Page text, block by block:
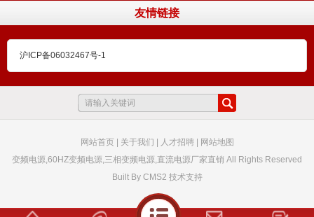
铅酸电池充电器 快速充电器...
友情链接
沪ICP备06032467号-1
网站首页| 关于我们 | 人才招聘| 网站地图
变频电源,60HZ变频电源,三相变频电源,直流电源厂家直销 All Rights Reserved
Built By CMS2 技术支持